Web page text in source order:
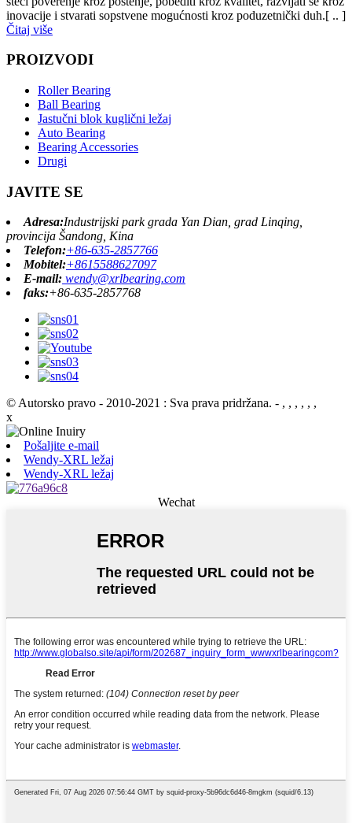
inovacije i stvarati sopstvene mogućnosti kroz poduzetnički duh.[ .. ]
Čitaj više
PROIZVODI
Roller Bearing
Ball Bearing
Jastučni blok kuglični ležaj
Auto Bearing
Bearing Accessories
Drugi
JAVITE SE
Adresa:Industrijski park grada Yan Dian, grad Linqing,
provincija Šandong, Kina
Telefon:+86-635-2857766
Mobitel:+8615588627097
E-mail: wendy@xrlbearing.com
faks:+86-635-2857768
© Autorsko pravo - 2010-2021 : Sva prava pridržana. - , , , , , ,
x
Pošaljite e-mail
Wendy-XRL ležaj
Wendy-XRL ležaj
Wechat